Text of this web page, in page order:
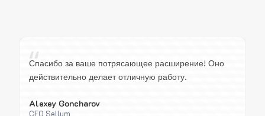
“
Спасибо за ваше потрясающее расширение! Оно
действительно делает отличную работу.
Alexey Goncharov
CEO Sellum